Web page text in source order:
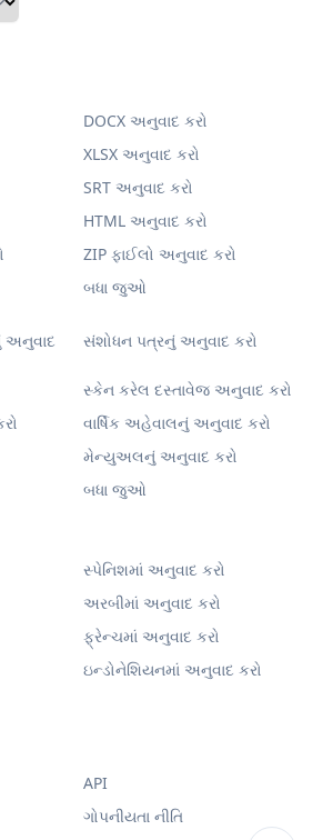
અનુવાદ
સંશોધન પત્રનું અનુવાદ કરો
સ્કેન કરેલ દસ્તાવેજ અનુવાદ કરો
વાર્ષિક અહેવાલનું અનુવાદ કરો
મેન્યુઅલનું અનુવાદ કરો
બધા જુઓ
સ્પેનિશમાં અનુવાદ કરો
અરબીમાં અનુવાદ કરો
ફ્રેન્ચમાં અનુવાદ કરો
ઇન્ડોનેશિયનમાં અનુવાદ કરો
DOCX અનુવાદ કરો
XLSX અનુવાદ કરો
SRT અનુવાદ કરો
HTML અનુવાદ કરો
ZIP ફાઈલો અનુવાદ કરો
બધા જુઓ
API
ગોપનીયતા નીતિ